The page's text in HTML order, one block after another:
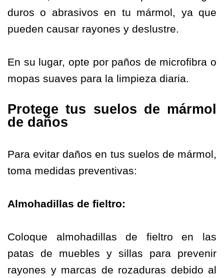
duros o abrasivos en tu mármol, ya que
pueden causar rayones y deslustre.
En su lugar, opte por paños de microfibra o
mopas suaves para la limpieza diaria.
Protege tus suelos de mármol
de daños
Para evitar daños en tus suelos de mármol,
toma medidas preventivas:
Almohadillas de fieltro:
Coloque almohadillas de fieltro en las
patas de muebles y sillas para prevenir
rayones y marcas de rozaduras debido al